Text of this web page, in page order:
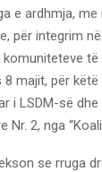
e ardhmja,
për integrim
të
8 majit, për
i LSDM-së
Nr. 2, nga
se rruga